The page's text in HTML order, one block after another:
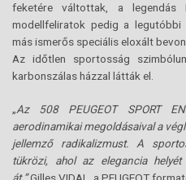
feketére váltottak, a legendás
modellfeliratok pedig a legutóbbi
más ismerős speciális eloxált
Az időtlen sportosság
karbonszálas házzal látták el.
„Az 508 PEUGEOT SPORT
aerodinamikai megoldásaival a
jellemző radikalizmust. A
tükrözi, ahol az elegancia